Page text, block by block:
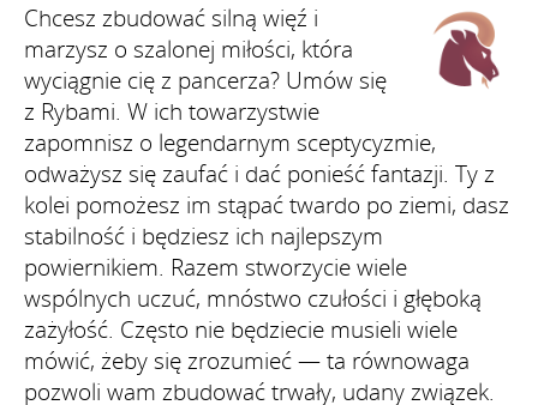
Chcesz zbudować silną więź i
marzysz o szalonej miłości, która
wyciągnie cię z pancerza? Umów się
z Rybami. W ich towarzystwie
zapomnisz o legendarnym sceptycyzmie,
odważysz się zaufać i dać ponieść fantazji. Ty z
kolei pomożesz im stąpać twardo po ziemi, dasz
stabilność i będziesz ich najlepszym
powiernikiem. Razem stworzycie wiele
wspólnych uczuć, mnóstwo czułości i głęboką
zażyłość. Często nie będziecie musieli wiele
mówić, żeby się zrozumieć — ta równowaga
pozwoli wam zbudować trwały, udany związek.